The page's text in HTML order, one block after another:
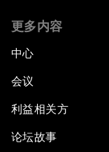
更多内容
中心
会议
利益相关方
论坛故事